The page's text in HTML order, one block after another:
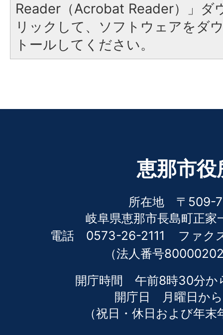
Reader（Acrobat Reader）」ダ
リックして、ソフトウェアをダ
トールしてください。
恵那市役
所在地 〒509-
岐阜県恵那市長島町正家
電話 0573-26-2111
ファ
（法人番号
開庁時間 午前8時30分か
開庁日 月曜日か
（祝日・休日および年